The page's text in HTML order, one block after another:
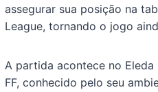
assegurar sua posição na
League, tornando o jogo
A partida acontece no
FF, conhecido pelo seu